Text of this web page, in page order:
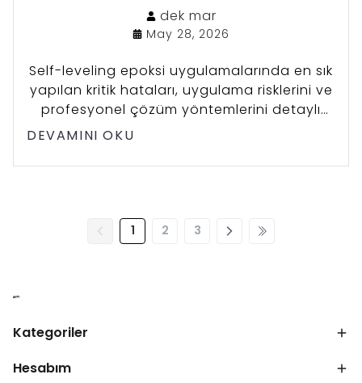
dek mar
May 28, 2026
Self-leveling epoksi uygulamalarında en sık
yapılan kritik hataları, uygulama risklerini ve
profesyonel çözüm yöntemlerini detaylı
şekilde inceleyin. Uzun ömürlü ve sorunsuz
tüm teknik detaylar bu rehberde.
DEVAMINI OKU
1 2 3
Kategoriler
Hesabım